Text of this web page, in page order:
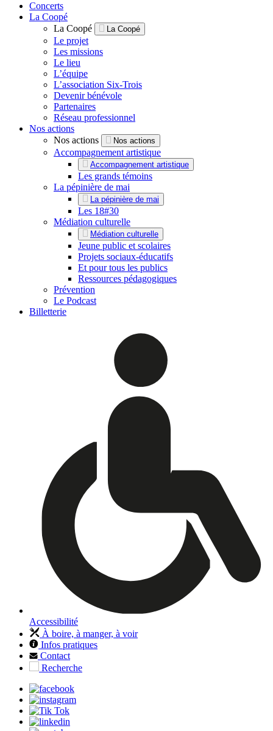
Concerts
La Coopé
La Coopé
La Coopé
Le projet
Les missions
Le lieu
L’équipe
L’association Six-Trois
Devenir bénévole
Partenaires
Réseau professionnel
Nos actions
Nos actions
Nos actions
Accompagnement artistique
Accompagnement artistique
Les grands témoins
La pépinière de mai
La pépinière de mai
Les 18#30
Médiation culturelle
Médiation culturelle
Jeune public et scolaires
Projets sociaux-éducatifs
Et pour tous les publics
Ressources pédagogiques
Prévention
Le Podcast
Billetterie
Accessibilité
À boire, à manger, à voir
Infos pratiques
Contact
Recherche